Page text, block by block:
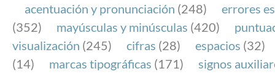
acentuación y pronunciación (248)
errores
(352)
mayúsculas y minúsculas (420)
visualización (245) cifras (28) espacios (32)
(14)
marcas tipográficas (171)
signos